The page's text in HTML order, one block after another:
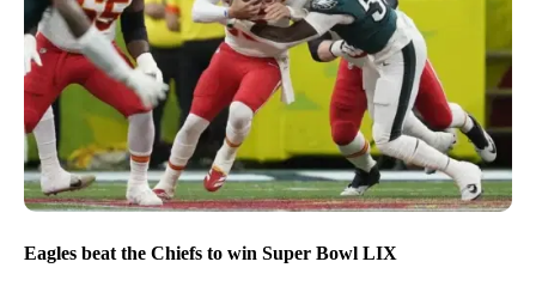
Eagles beat the Chiefs to win Super Bowl LIX